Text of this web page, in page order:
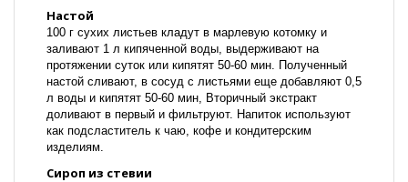
Настой
100 г сухих листьев кладут в марлевую котомку и
заливают 1 л кипяченной воды, выдерживают на
протяжении суток или кипятят 50-60 мин. Полученный
настой сливают, в сосуд с листьями еще добавляют 0,5
л воды и кипятят 50-60 мин, Вторичный экстракт
доливают в первый и фильтруют. Напиток используют
как подсластитель к чаю, кофе и кондитерским
изделиям.
Сироп из стевии